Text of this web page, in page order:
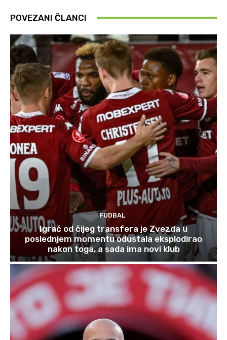
POVEZANI ČLANCI
FUDBAL
Igrač od čijeg transfera je Zvezda u
poslednjem momentu odustala eksplodirao
nakon toga, a sada ima novi klub